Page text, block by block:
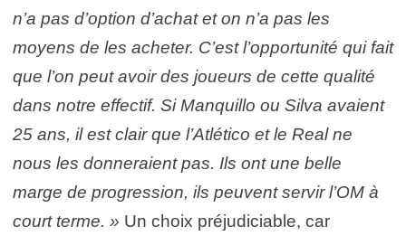
n’a pas d’option d’achat et on n’a pas les
moyens de les acheter. C’est l’opportunité qui fait
que l’on peut avoir des joueurs de cette qualité
dans notre effectif. Si Manquillo ou Silva avaient
25 ans, il est clair que l’Atlético et le Real ne
nous les donneraient pas. Ils ont une belle
marge de progression, ils peuvent servir l’OM à
court terme. » Un choix préjudiciable, car